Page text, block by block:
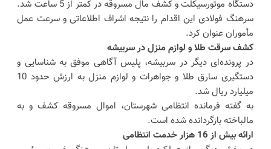
دستگاه موتورسیکلت و کشف مال مسروقه در کمتر از 5 ساعت شد.
سرهنگ فولادی این اقدام را نتیجه اشراف اطلاعاتی و سرعت عمل
مأموران عنوان کرد.
کشف سرقت طلا و لوازم منزل در سربیشه
در پرونده‌ای دیگر در سربیشه، پلیس آگاهی موفق به شناسایی و
دستگیری سارق طلا و جواهرات و لوازم منزل به ارزش حدود 10
میلیارد ریال شد.
به گفته فرمانده انتظامی شهرستان، اموال مسروقه کشف و به
مالباخته بازگردانده شده است.
ارائه بیش از 16 هزار خدمت انتظامی